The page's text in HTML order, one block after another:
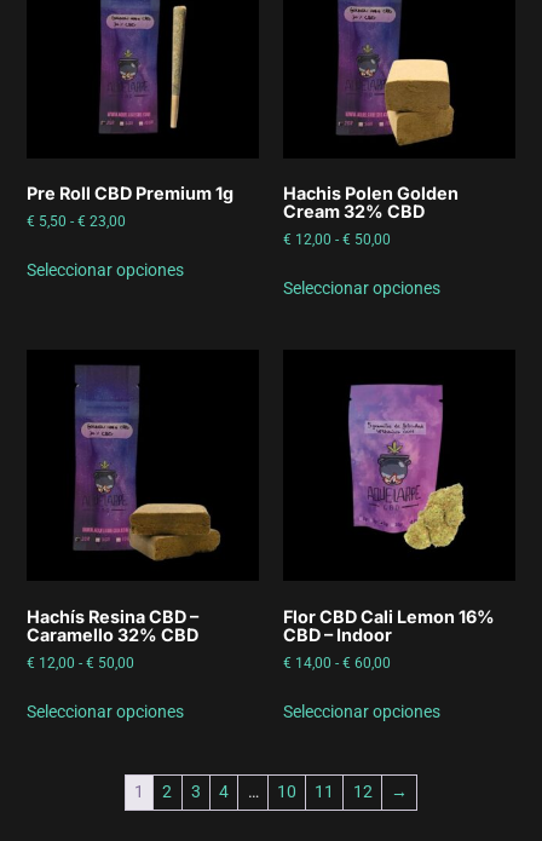
Pre Roll CBD Premium 1g
€ 5,50 - € 23,00
Seleccionar opciones
Hachis Polen Golden
Cream 32% CBD
€ 12,00 - € 50,00
Seleccionar opciones
Hachís Resina CBD –
Caramello 32% CBD
€ 12,00 - € 50,00
Seleccionar opciones
Flor CBD Cali Lemon 16%
CBD – Indoor
€ 14,00 - € 60,00
Seleccionar opciones
1 2 3 4 … 10 11 12 →